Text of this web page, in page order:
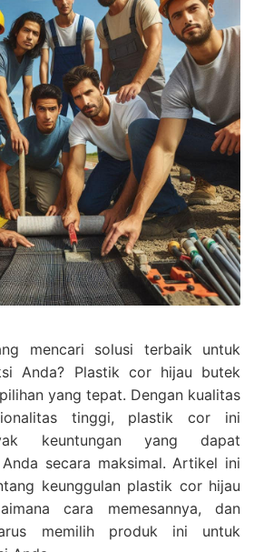
mencari solusi terbaik untuk
Anda? Plastik cor hijau butek
yang tepat. Dengan kualitas
tinggi, plastik cor ini
keuntungan yang dapat
secara maksimal. Artikel ini
keunggulan plastik cor hijau
cara memesannya, dan
memilih produk ini untuk